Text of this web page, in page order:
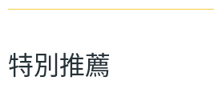
特別推薦